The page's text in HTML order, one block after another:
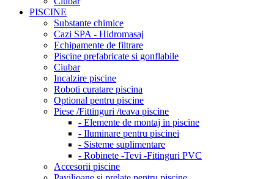
PISCINE
Substante chimice
Cazi SPA - Hidromasaj
Echipamente de filtrare
Piscine prefabricate si gonflabile
Ciubar
Incalzire piscine
Roboti curatare piscina
Optional pentru piscine
Piese /Fittinguri /teava piscine
- Elemente de montaj in piscine
- Iluminare pentru piscinei
- Sisteme suplimentare
- Robinete -Tevi -Fitinguri PVC
Accesorii piscine